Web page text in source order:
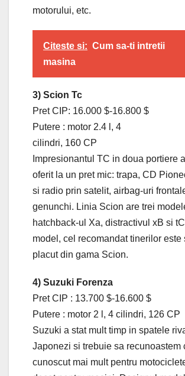
motorului, etc.
Citeste si: Cum sa-ti intretii
masina
3) Scion Tc
Pret CIP: 16.000 $-16.800 $
Putere : motor 2.4 l, 4
cilindri, 160 CP
Impresionantul TC in doua portiere
oferit la un pret mic: trapa, CD
si radio prin satelit, airbag-uri
genunchi. Linia Scion are trei
hatchback-ul Xa, distractivul xB si
model, cel recomandat tinerilor este
placut din gama Scion.
4) Suzuki Forenza
Pret CIP : 13.700 $-16.600 $
Putere : motor 2 l, 4 cilindri, 126 CP
Suzuki a stat mult timp in spatele
Japonezi si trebuie sa recunoastem
cunoscut mai mult pentru